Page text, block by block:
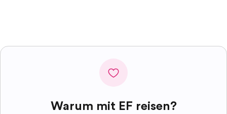
Warum mit EF reisen?